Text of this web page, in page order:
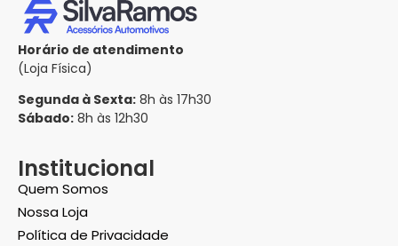
Horário de atendimento
(Loja Física)
Segunda à Sexta: 8h às 17h30
Sábado: 8h às 12h30
Institucional
Quem Somos
Nossa Loja
Política de Privacidade